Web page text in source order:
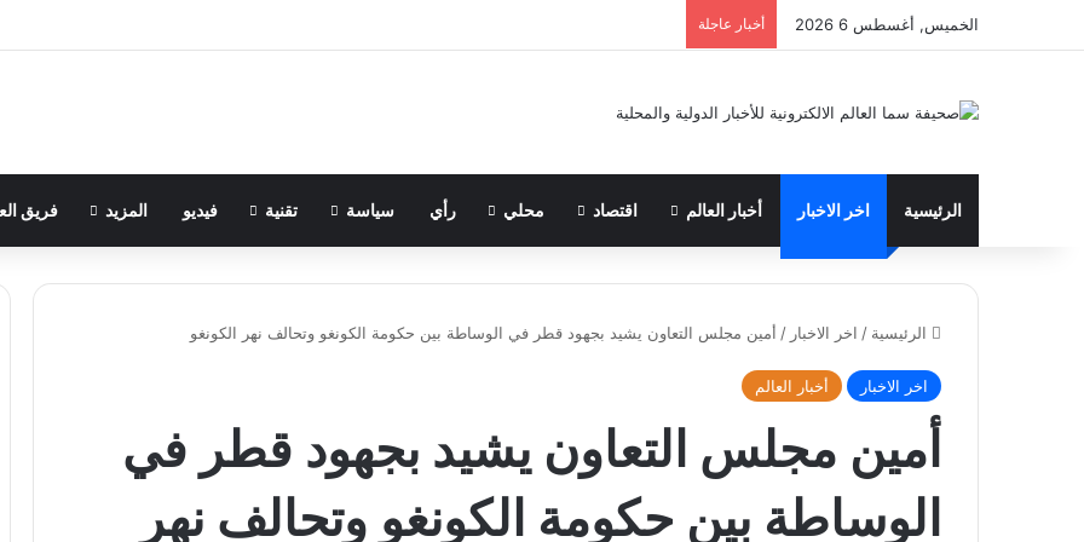
الخميس, أغسطس 6 2026 أخبار عاجلة
الرئيسية اخر الاخبار أخبار العالم اقتصاد محلي رأي سياسة تقنية فيديو المزيد فريق
الرئيسية / اخر الاخبار / أمين مجلس التعاون يشيد بجهود قطر في الوساطة بين حكومة الكونغو وتحالف نهر الكونغو
اخر الاخبار أخبار العالم
أمين مجلس التعاون يشيد بجهود قطر في
الوساطة بين حكومة الكونغو وتحالف نهر